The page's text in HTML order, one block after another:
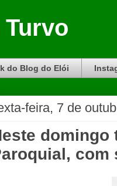
do Blog do Elói
feira, 7 de
domingo
com